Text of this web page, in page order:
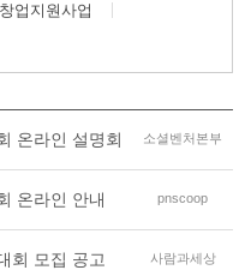
창업지원사업
온라인 설명회 소셜벤처본부
온라인 안내 pnscoop
회 모집 공고 사람과세상